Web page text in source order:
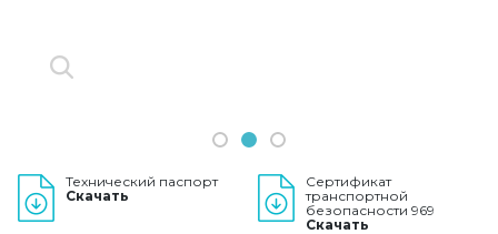
1 2 3
Технический паспорт
Скачать
Сертификат
транспортной
безопасности 969
Скачать